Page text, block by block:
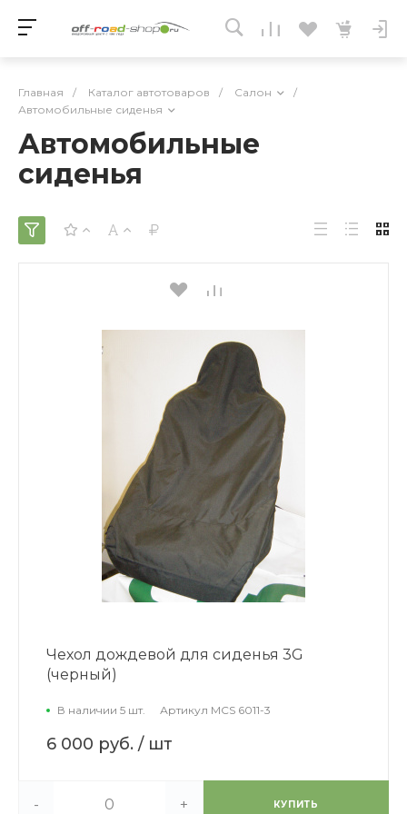
Главная / Каталог автотоваров / Салон
/
Автомобильные сиденья
Автомобильные
сиденья
Чехол дождевой для сиденья 3G
(черный)
В наличии 5 шт. Артикул MCS 6011-3
6 000 руб. / шт
- + КУПИТЬ